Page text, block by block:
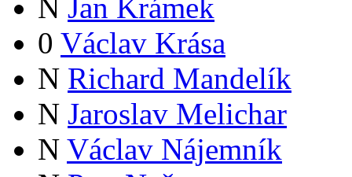
N Jan Krámek
0 Václav Krása
N Richard Mandelík
N Jaroslav Melichar
N Václav Nájemník